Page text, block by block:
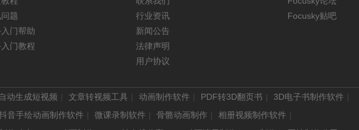
题
门帮助
门教程
行业资讯
新闻公告
法律声明
用户协议
Focusky贴吧
动生成短视频 文章转视频工具 动画制作软件 PDF转3D翻页书
3D电子书制作软件
音手绘动画制作软件
微课录制软件 骨骼动画制作
相册视频制作软件